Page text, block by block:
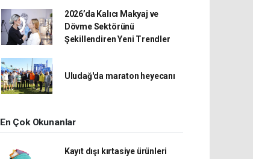
2026’da Kalıcı Makyaj ve
Dövme Sektörünü
Şekillendiren Yeni Trendler
Uludağ'da maraton heyecanı
En Çok Okunanlar
Kayıt dışı kırtasiye ürünleri